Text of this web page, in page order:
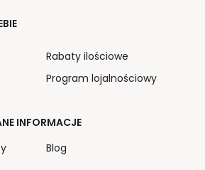
Rabaty ilościowe
Program lojalnościowy
INFORMACJE
Blog